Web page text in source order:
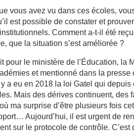
vous avez vu dans ces écoles,
est possible de constater et
Comment a-t-il été
que la situation s’est améliorée ?
pour le ministère de l’Éducation, la
et mentionné dans la
a eu en 2018 la loi Gatel qui depuis
Mais des dérives continuent,
ma surprise d’être plusieurs fois
Aujourd’hui, il est urgent de
sur le protocole de contrôle. C’est